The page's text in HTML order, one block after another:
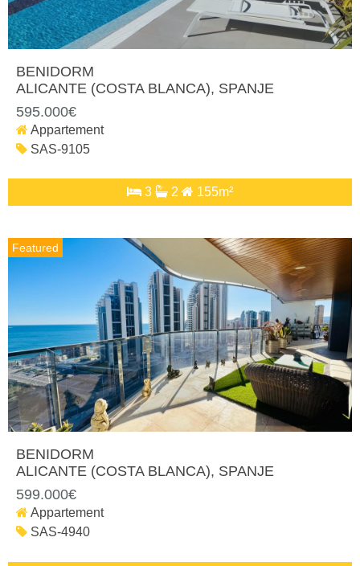
BENIDORM
ALICANTE (COSTA BLANCA), SPANJE
595.000€
Appartement
SAS-9105
3 2 155m²
Featured
BENIDORM
ALICANTE (COSTA BLANCA), SPANJE
599.000€
Appartement
SAS-4940